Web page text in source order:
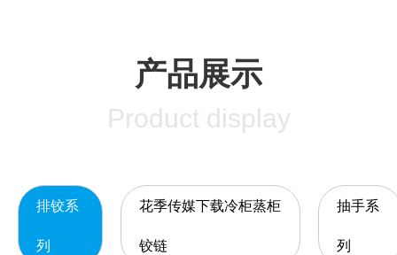
产品展示
Product display
排铰系
列
花季传媒下载冷柜蒸柜
铰链
抽手系
列